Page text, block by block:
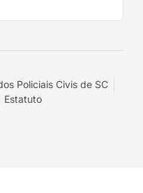
Policiais Civis de SC
Estatuto